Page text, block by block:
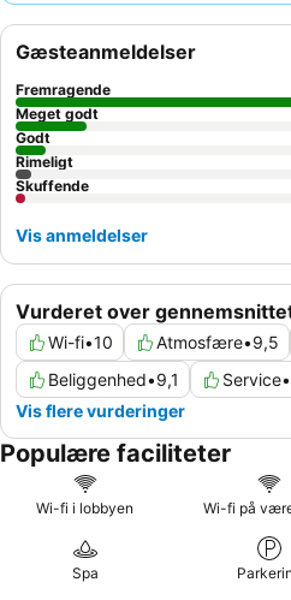
Executive Loungefor gratis mad
Vurderet over
Wi-fi•10 Atmosfære•9,5
Beliggenhed•9,1 Service•
Vis flere vurderinger
Gæsteanmeldelser
Fremragende
Meget godt
Godt
Rimeligt
Skuffende
Vis anmeldelser
Populære faciliteter
Wi-fi i lobbyen Wi-fi på
Spa